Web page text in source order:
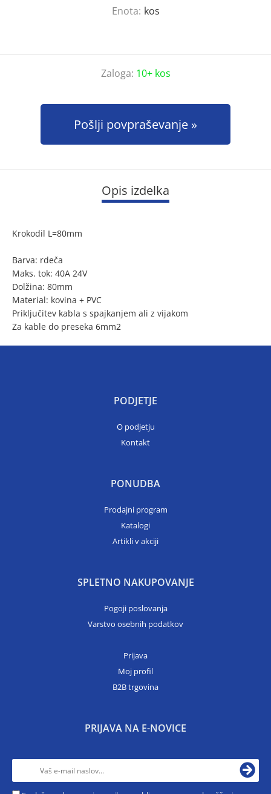
Enota: kos
Zaloga: 10+ kos
Pošlji povpraševanje
Opis izdelka
Krokodil L=80mm
Barva: rdeča
Maks. tok: 40A 24V
Dolžina: 80mm
Material: kovina + PVC
Priključitev kabla s spajkanjem ali z vijakom
Za kable do preseka 6mm2
PODJETJE
O podjetju
Kontakt
PONUDBA
Prodajni program
Katalogi
Artikli v akciji
SPLETNO NAKUPOVANJE
Pogoji poslovanja
Varstvo osebnih podatkov
Prijava
Moj profil
B2B trgovina
PRIJAVA NA E-NOVICE